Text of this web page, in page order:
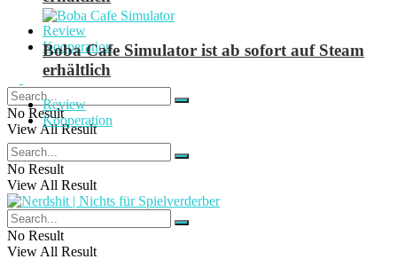
Review
Kooperation
No Result
View All Result
Boba Cafe Simulator ist ab sofort auf Steam
erhältlich
Review
Kooperation
No Result
View All Result
No Result
View All Result